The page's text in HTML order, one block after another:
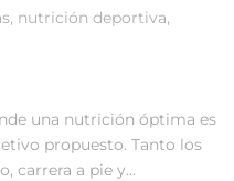
, nutrición deportiva,
una nutrición óptima es
propuesto. Tanto los
carrera a pie y...